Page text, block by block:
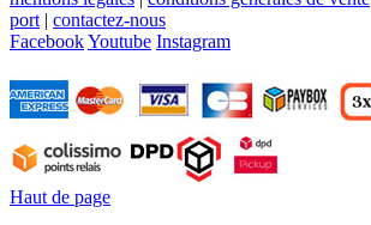
port | contactez-nous
FacebookYoutube Instagram
Haut de page